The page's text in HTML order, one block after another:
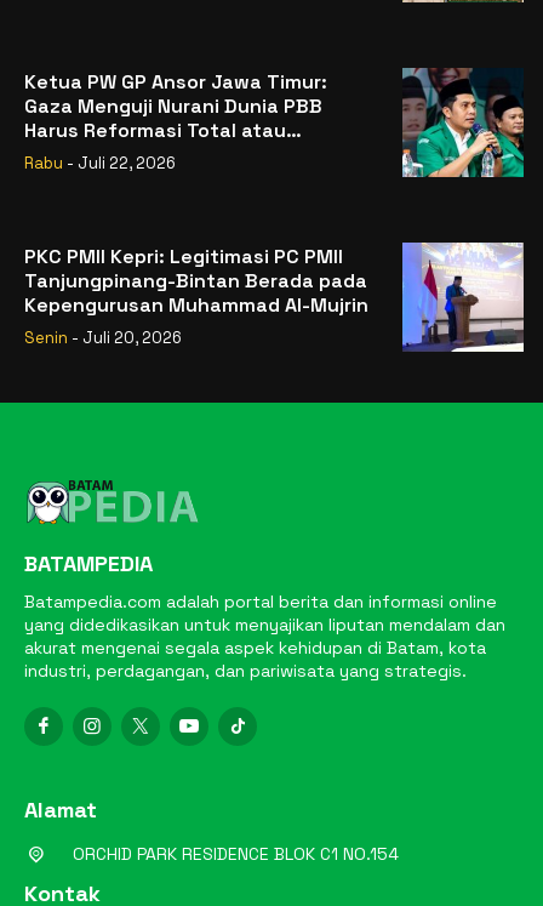
Ketua PW GP Ansor Jawa Timur:
Gaza Menguji Nurani Dunia PBB
Harus Reformasi Total atau
Kehilangan Legitimasi
Rabu - Juli 22, 2026
PKC PMII Kepri: Legitimasi PC PMII
Tanjungpinang-Bintan Berada pada
Kepengurusan Muhammad Al-Mujrin
Senin - Juli 20, 2026
BATAMPEDIA
Batampedia.com adalah portal berita dan informasi online
yang didedikasikan untuk menyajikan liputan mendalam dan
akurat mengenai segala aspek kehidupan di Batam, kota
industri, perdagangan, dan pariwisata yang strategis.
Alamat
ORCHID PARK RESIDENCE BLOK C1 NO.154
Kontak